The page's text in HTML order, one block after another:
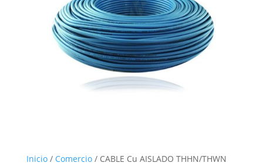
Inicio/ Comercio/ CABLE Cu AISLADO THHN/THWN